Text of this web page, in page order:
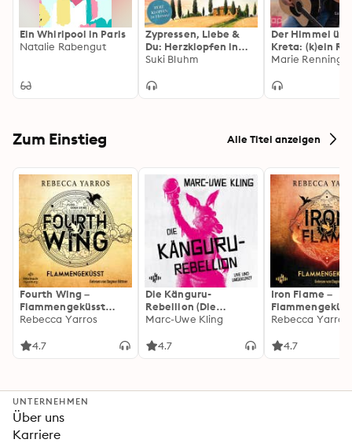
Ein Whirlpool in Paris
Natalie Rabengut
Zypressen, Liebe &
Du: Herzklopfen in
Florenz
Suki Bluhm
Der Himmel
Kreta: (k)ein
für Zoë
Marie
Zum Einstieg Alle Titel anzeigen
Fourth Wing –
Flammengeküsst
(Flammengeküsst-
Rebecca Yarros
4.7
Die Känguru-
Rebellion (Die
Känguru-Werke 5)
Marc-Uwe Kling
4.7
Iron Flame –
heißersehnte
Rebecca Yarros
4.7
UNTERNEHMEN
Über uns
Karriere